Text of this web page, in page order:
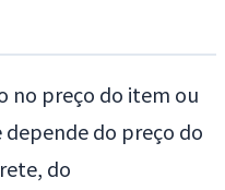
no preço do item ou
do preço do
do